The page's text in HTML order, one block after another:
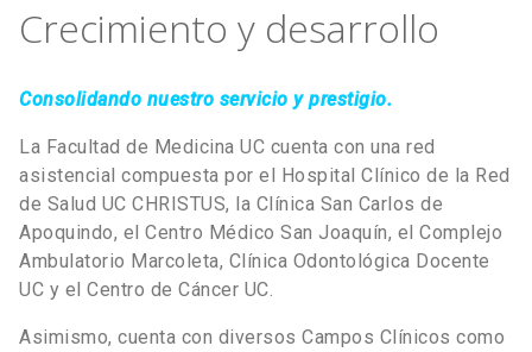
Crecimiento y desarrollo
Consolidando nuestro servicio y prestigio.
La Facultad de Medicina UC cuenta con una red
asistencial compuesta por el Hospital Clínico de la Red
de Salud UC CHRISTUS, la Clínica San Carlos de
Apoquindo, el Centro Médico San Joaquín, el Complejo
Ambulatorio Marcoleta, Clínica Odontológica Docente
UC y el Centro de Cáncer UC.
Asimismo, cuenta con diversos Campos Clínicos como